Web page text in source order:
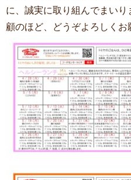
に、誠実に取り組んでまい
顧のほど、どうぞよろしくお